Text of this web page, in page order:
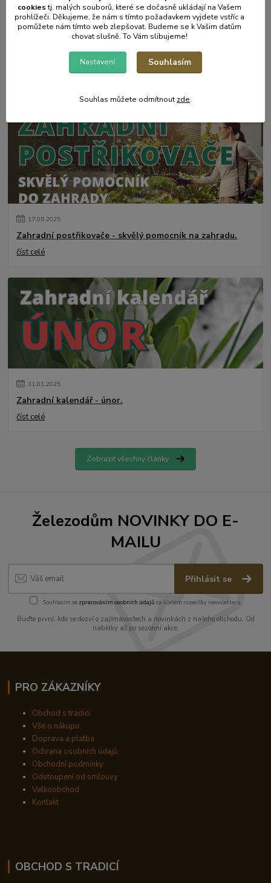
Mulčování od A do Z.
17.05.2025
Zahradní postřikovače - skvělý pomocník na zahradu.
číst celé
31.01.2025
Zahradní kalendář - únor.
číst celé
Zobrazit všechny články
Železodům NOVINKY DO E-
MAILU
Přihlásit se
Souhlasím se zpracováním osobních údajůza účelem rozesílky newsletteru.
Buďte první, kdo se dozví o zajímavostech a novinkách z našeho obchodu. Od
nabídky až po sezónní akce.
PRO ZÁKAZNÍKY
Obchod s tradicí
Vše o nákupu
Doprava a platba
Ochrana osobních údajů
Obchodní podmínky
Odstoupení od smlouvy
Velkoobchod
Kontakt
OBCHOD S TRADICÍ
cookiestj. malých souborů, které se dočasně ukládají na Vašem
prohlížeči. Děkujeme, že nám s tímto požadavkem vyjdete vstříc a
pomůžete nám tímto web zlepšovat. Budeme se k Vašim datům
chovat slušně. To Vám slibujeme!
Nastavení Souhlasím
Souhlas můžete odmítnout zde.